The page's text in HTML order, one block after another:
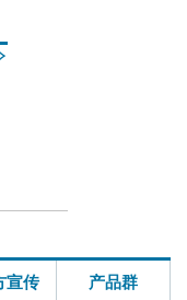
宣传 产品群